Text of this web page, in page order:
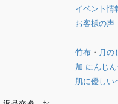
イベント情
お客様の声
竹布 ・ 月の
加 にんじ
肌に優しい